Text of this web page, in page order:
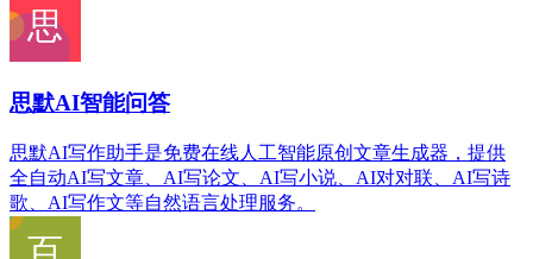
思默AI智能问答
思默AI写作助手是免费在线人工智能原创文章生成器，提供
全自动AI写文章、AI写论文、AI写小说、AI对对联、AI写诗
歌、AI写作文等自然语言处理服务。